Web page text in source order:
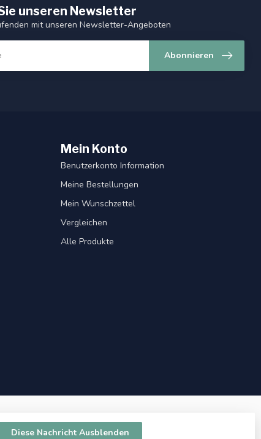
unseren Newsletter
mit unseren Newsletter-Angeboten
Abonnieren
Mein Konto
Benutzerkonto Information
Meine Bestellungen
Mein Wunschzettel
Vergleichen
Alle Produkte
Diese Nachricht Ausblenden